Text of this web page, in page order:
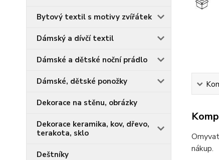
Bytový textil s motivy zvířátek
Dámský a dívčí textil
Dámské a dětské noční prádlo
Dámské, dětské ponožky
Dekorace na stěnu, obrázky
Dekorace keramika, kov, dřevo,
terakota, sklo
Deštníky
nákup.